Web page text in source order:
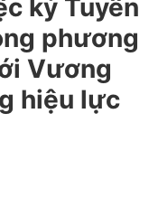
ký Tuyên
phương
Vương
hiệu lực